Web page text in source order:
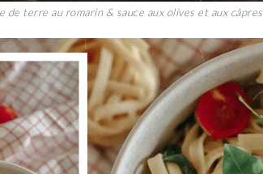
de terre au romarin & sauce aux olives et aux câpres